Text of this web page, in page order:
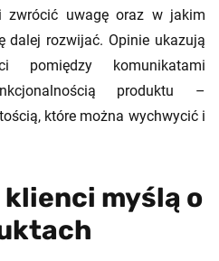
zwrócić uwagę oraz w jakim
dalej rozwijać. Opinie ukazują
pomiędzy komunikatami
produktu –
które można wychwycić i
klienci myślą o